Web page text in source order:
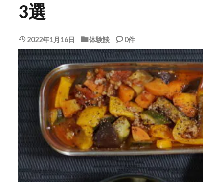
3選
2022年1月16日 体験談 0件